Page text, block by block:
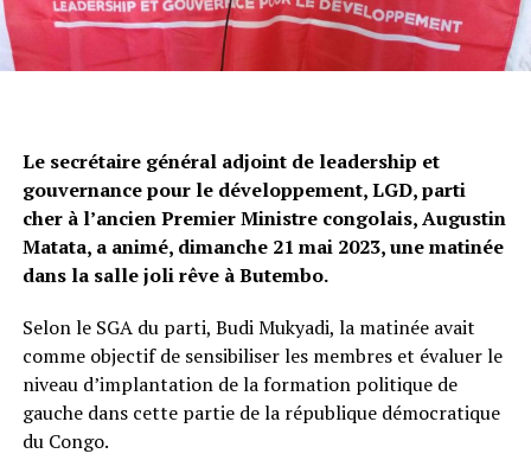
Le secrétaire général adjoint de leadership et
gouvernance pour le développement, LGD, parti
cher à l’ancien Premier Ministre congolais, Augustin
Matata, a animé, dimanche 21 mai 2023, une matinée
dans la salle joli rêve à Butembo.
Selon le SGA du parti, Budi Mukyadi, la matinée avait
comme objectif de sensibiliser les membres et évaluer le
niveau d’implantation de la formation politique de
gauche dans cette partie de la république démocratique
du Congo.